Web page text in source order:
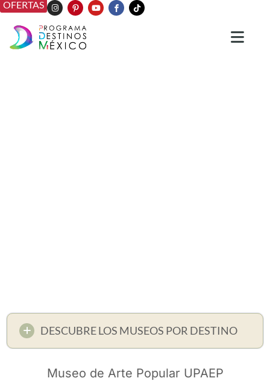
OFERTAS
DESCUBRE LOS MUSEOS POR DESTINO
Museo de Arte Popular UPAEP